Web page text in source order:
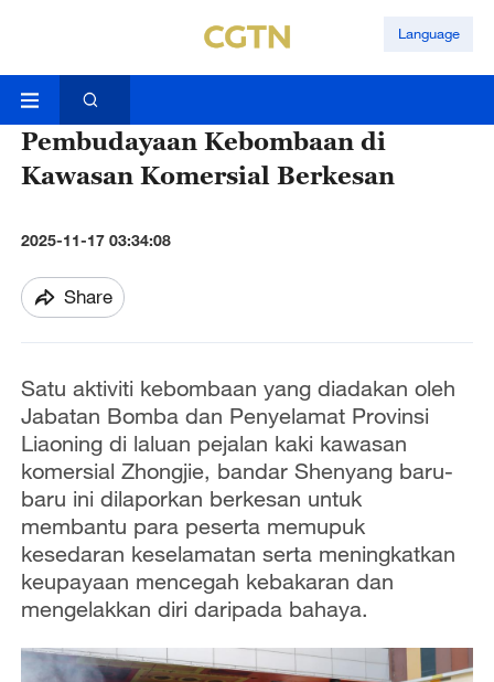
Language
Pembudayaan Kebombaan di
Kawasan Komersial Berkesan
2025-11-17 03:34:08
Share
Satu aktiviti kebombaan yang diadakan oleh
Jabatan Bomba dan Penyelamat Provinsi
Liaoning di laluan pejalan kaki kawasan
komersial Zhongjie, bandar Shenyang baru-
baru ini dilaporkan berkesan untuk
membantu para peserta memupuk
kesedaran keselamatan serta meningkatkan
keupayaan mencegah kebakaran dan
mengelakkan diri daripada bahaya.